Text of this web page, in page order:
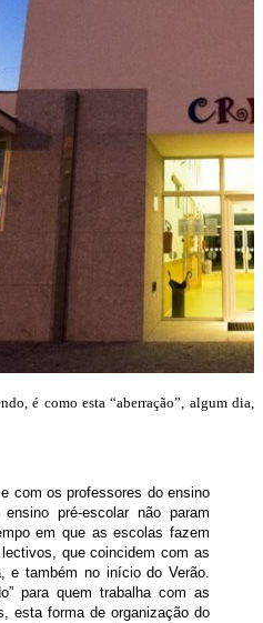
é como esta “aberração”, algum dia,
com os professores do ensino
pré-escolar não param
em que as escolas fazem
que coincidem com as
e também no início do Verão.
para quem trabalha com as
esta forma de organização do